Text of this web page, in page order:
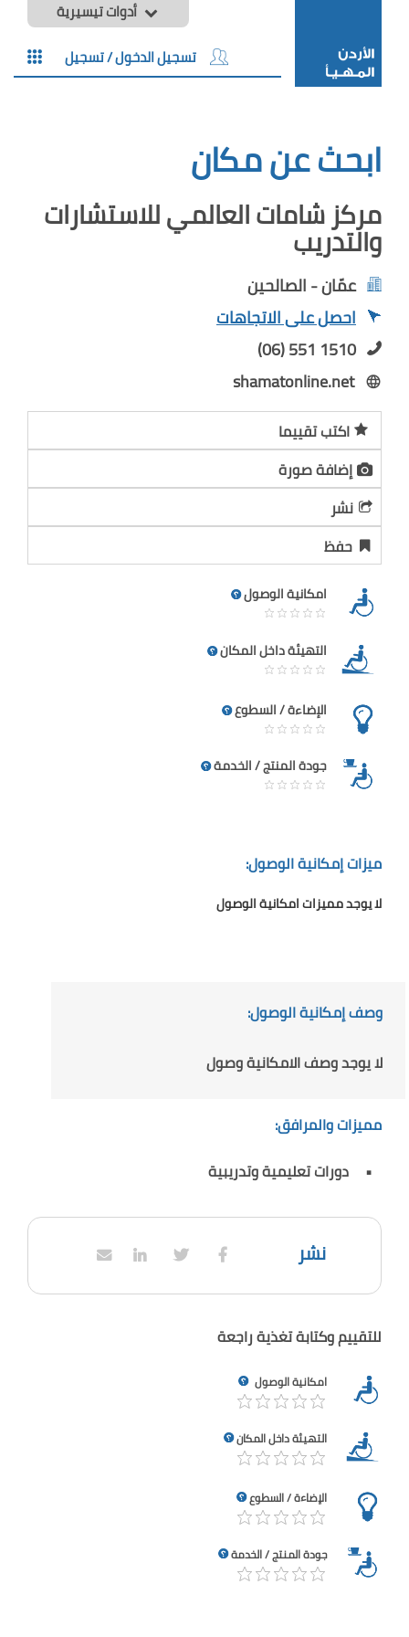
أدوات تيسيرية
تسجيل الدخول / تسجيل
ابحث عن مكان
مركز شامات العالمي للاستشارات
والتدريب
عمّان - الصالحين
احصل على الاتجاهات
(06) 551 1510
shamatonline.net
اكتب تقييما
إضافة صورة
نشر
حفظ
امكانية الوصول
التهيئة داخل المكان
الإضاءة / السطوع
جودة المنتج / الخدمة
ميزات إمكانية الوصول:
لا يوجد مميزات امكانية الوصول
وصف إمكانية الوصول:
لا يوجد وصف الامكانية وصول
مميزات والمرافق:
دورات تعليمية وتدريبية
نشر
للتقييم وكتابة تغذية راجعة
امكانية الوصول
التهيئة داخل المكان
الإضاءة / السطوع
جودة المنتج / الخدمة